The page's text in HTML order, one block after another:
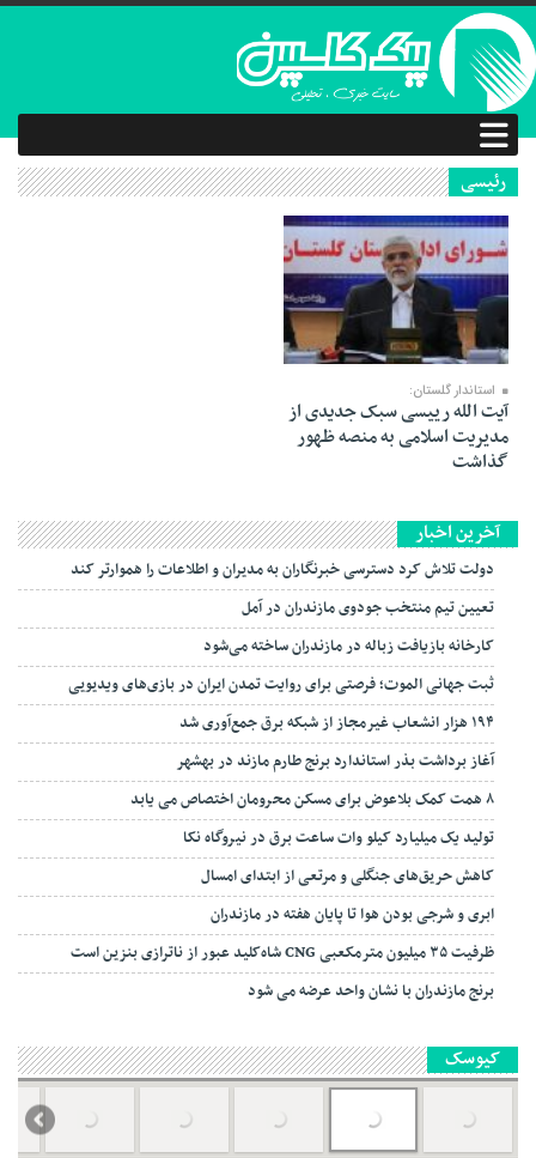
رئیسی
15 خرداد 1403
استاندار گلستان:
آیت الله رییسی سبک جدیدی از
مدیریت اسلامی به منصه ظهور
گذاشت
آخرین اخبار
دولت تلاش کرد دسترسی خبرنگاران به مدیران و اطلاعات را هموارتر کند
تعیین تیم منتخب جودوی مازندران در آمل
کارخانه بازیافت زباله در مازندران ساخته می‌شود
ثبت جهانی الموت؛ فرصتی برای روایت تمدن ایران در بازی‌های ویدیویی
۱۹۴ هزار انشعاب غیرمجاز از شبکه برق جمع‌آوری شد
آغاز برداشت بذر استاندارد برنج طارم مازند در بهشهر
۸ همت کمک بلاعوض برای مسکن محرومان اختصاص می یابد
تولید یک میلیارد کیلو وات ساعت برق در نیروگاه نکا
کاهش حریق‌های جنگلی و مرتعی از ابتدای امسال
ابری و شرجی بودن هوا تا پایان هفته در مازندران
ظرفیت ۳۵ میلیون مترمکعبی CNG شاه‌کلید عبور از ناترازی بنزین است
برنج مازندران با نشان واحد عرضه می شود
کیوسک